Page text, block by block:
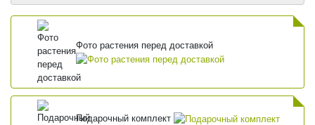
Фото растения перед доставкой
Подарочный комплект